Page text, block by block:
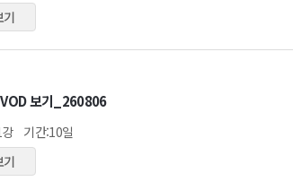
기
보기_260806
기간:10일
기